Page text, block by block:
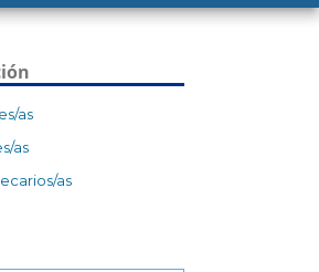
as
as
as